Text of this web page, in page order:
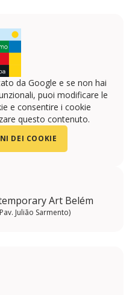
da Google e se non hai
puoi modificare le
e consentire i cookie
questo contenuto.
DEI COOKIE
Art Belém
Julião Sarmento)